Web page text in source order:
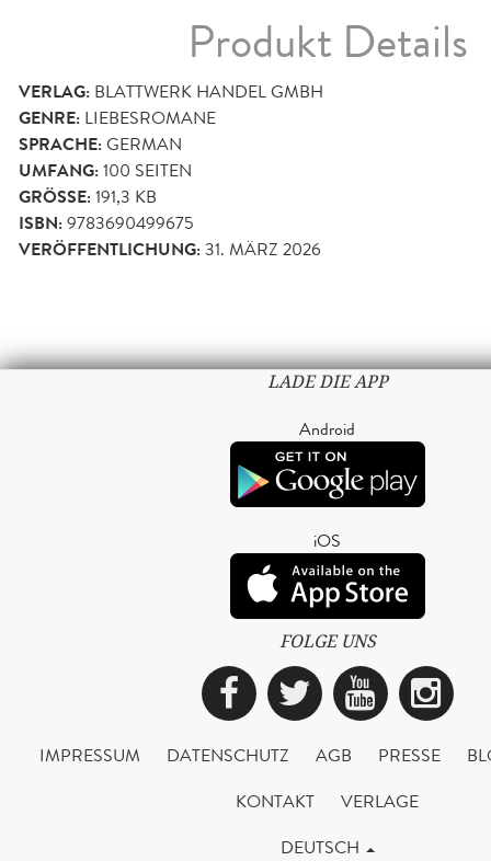
Produkt Details
VERLAG: BLATTWERK HANDEL GMBH
GENRE: LIEBESROMANE
SPRACHE:GERMAN
UMFANG:100 SEITEN
GRÖSSE: 191,3 KB
ISBN:9783690499675
VERÖFFENTLICHUNG:31. MÄRZ 2026
LADE DIE APP
Android
iOS
FOLGE UNS
Facebook
Twitter
IMPRESSUM DATENSCHUTZ AGB PRESSE
KONTAKT
VERLAGE
DEUTSCH